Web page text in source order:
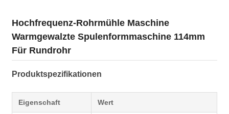
Hochfrequenz-Rohrmühle Maschine
Warmgewalzte Spulenformmaschine 114mm
Für Rundrohr
Produktspezifikationen
Eigenschaft Wert